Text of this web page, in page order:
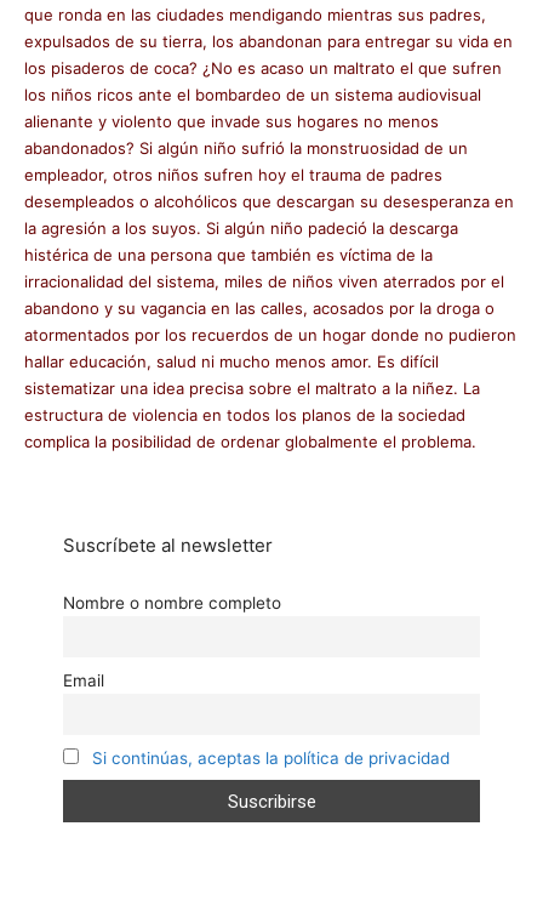
que ronda en las ciudades mendigando mientras sus padres,
expulsados de su tierra, los abandonan para entregar su vida en
los pisaderos de coca? ¿No es acaso un maltrato el que sufren
los niños ricos ante el bombardeo de un sistema audiovisual
alienante y violento que invade sus hogares no menos
abandonados? Si algún niño sufrió la monstruosidad de un
empleador, otros niños sufren hoy el trauma de padres
desempleados o alcohólicos que descargan su desesperanza en
la agresión a los suyos. Si algún niño padeció la descarga
histérica de una persona que también es víctima de la
irracionalidad del sistema, miles de niños viven aterrados por el
abandono y su vagancia en las calles, acosados por la droga o
atormentados por los recuerdos de un hogar donde no pudieron
hallar educación, salud ni mucho menos amor. Es difícil
sistematizar una idea precisa sobre el maltrato a la niñez. La
estructura de violencia en todos los planos de la sociedad
complica la posibilidad de ordenar globalmente el problema.
Suscríbete al newsletter
Nombre o nombre completo
Email
Si continúas, aceptas la política de privacidad